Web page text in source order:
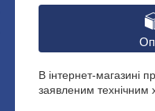
В інтернет-магазині
заявленим технічним